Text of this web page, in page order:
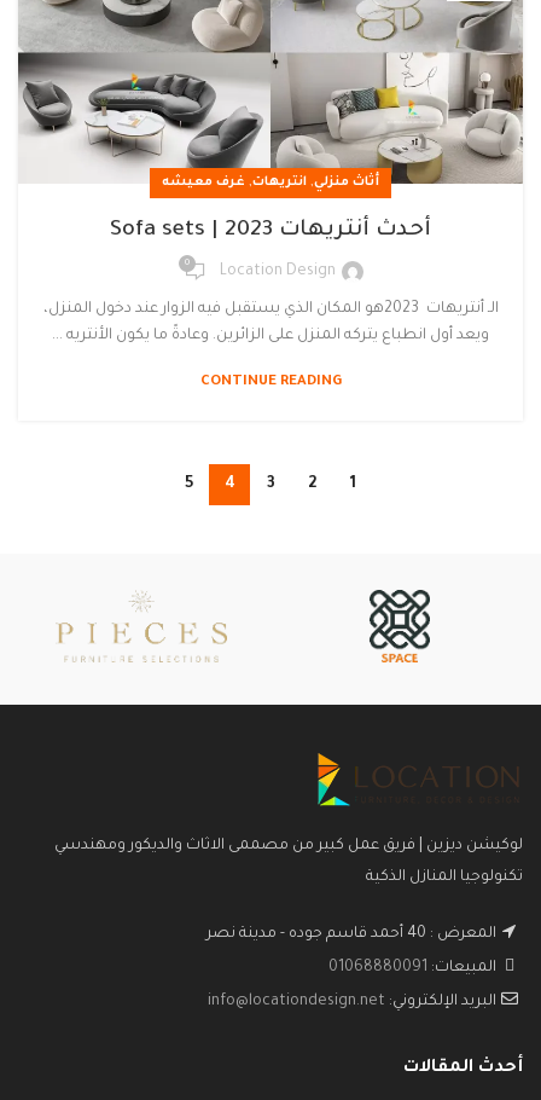
أثاث منزلي, انتريهات, غرف معيشه
أحدث أنتريهات 2023 | Sofa sets
Location Design
0
الـ أنتريهات 2023هو المكان الذي يستقبل فيه الزوار عند دخول المنزل،
ويعد أول انطباع يتركه المنزل على الزائرين. وعادةً ما يكون الأنتريه ...
CONTINUE READING
1
2
3
4
5
لوكيشن ديزين | فريق عمل كبير من مصممى الاثاث والديكور ومهندسي
تكنولوجيا المنازل الذكية
المعرض : 40 أحمد قاسم جوده - مدينة نصر
المبيعات: 01068880091
البريد الإلكتروني: info@locationdesign.net
أحدث المقالات